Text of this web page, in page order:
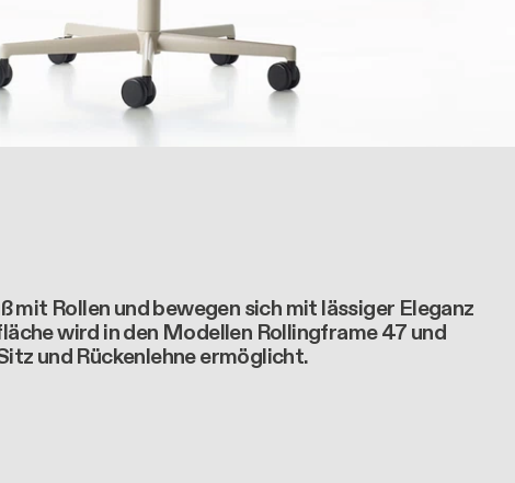
Rollen und bewegen sich mit lässiger Eleganz
wird in den Modellen Rollingframe 47 und
und Rückenlehne ermöglicht.